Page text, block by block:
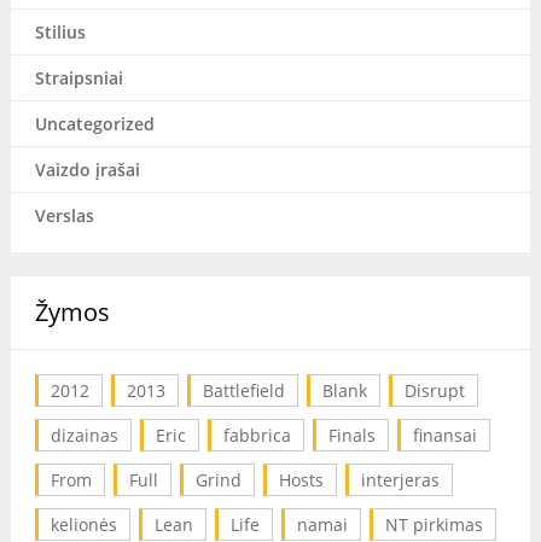
Stilius
Straipsniai
Uncategorized
Vaizdo įrašai
Verslas
Žymos
2012 2013 Battlefield Blank
Disrupt
dizainas
Eric fabbrica Finals
finansai
From
Full Grind Hosts
interjeras
kelionės
Lean Life namai
NT pirkimas